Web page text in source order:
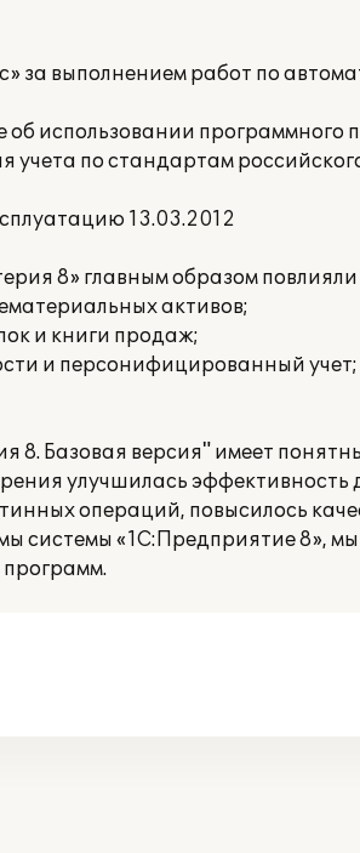
за выполнением работ по
использовании программного
учета по стандартам
13.03.2012
8» главным образом
активов;
и книги продаж;
и персонифицированный учет;
8. Базовая версия" имеет
улучшилась
операций, повысилось
системы «1С:Предприятие 8»,